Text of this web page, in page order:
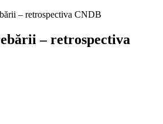
– retrospectiva CNDB
– retrospectiva